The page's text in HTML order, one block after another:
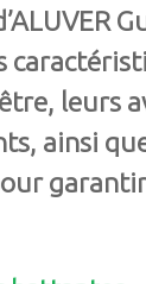
, leurs
ainsi